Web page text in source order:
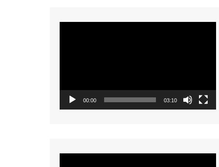
présentation de
présentation de
présentation de
présentation de
présentation de
talents – Polski
présentation de
00:00 03:10